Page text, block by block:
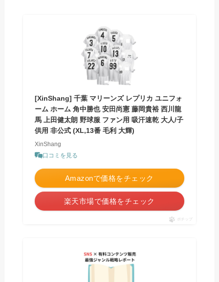
[XinShang] 千葉 マリーンズ レプリカ ユニフォ
ーム ホーム 角中勝也 安田尚憲 藤岡貴裕 西川龍
馬 上田健太朗 野球服 ファン用 吸汗速乾 大人/子
供用 非公式 (XL,13番 毛利 大輝)
XinShang
口コミを見る
Amazonで価格をチェック
楽天市場で価格をチェック
ポチップ